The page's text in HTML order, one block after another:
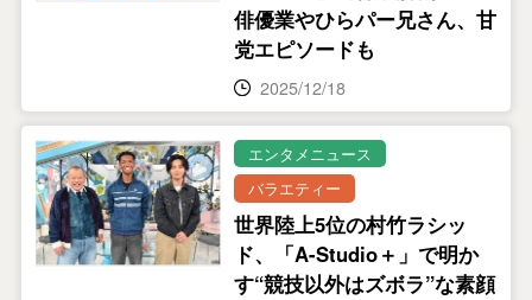
俳優業やひらパー兄さん、甘
党エピソードも
2025/12/18
エンタメニュース
バラエティー
世界陸上5位の村竹ラシッ
ド、「A-Studio＋」で明か
す“競技以外はズボラ”な素顔